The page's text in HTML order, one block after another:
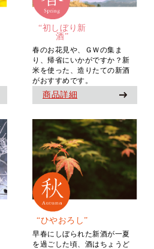
“初しぼり新
酒”
春のお花見や、ＧＷの集ま
り、帰省にいかがですか？新
米を使った、造りたての新酒
がおすすめです。
商品詳細
“ひやおろし”
早春にしぼられた新酒が一夏
を過ごした頃、酒はちょうど